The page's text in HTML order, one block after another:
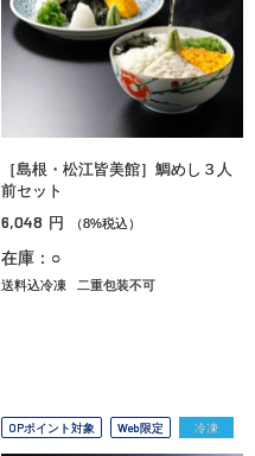
［島根・松江皆美館］鯛めし３人
前セット
6,048 円 （8%税込）
在庫：○
送料込冷凍 二重包装不可
OPポイント対象 Web限定 冷凍